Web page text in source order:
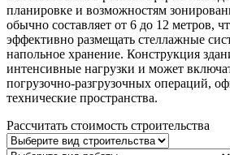
планировке и возможностям
обычно составляет от 6 до 12 метров,
эффективно размещать стеллажные
напольное хранение. Конструкция
интенсивные нагрузки и может
погрузочно-разгрузочных операций,
технические пространства.
Рассчитать стоимость строительства